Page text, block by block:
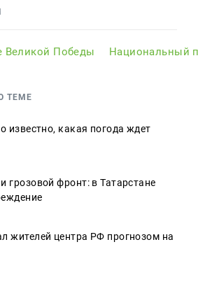
Великой Победы Национальный
ТЕМЕ
известно, какая погода ждет
грозовой фронт: в Татарстане
жителей центра РФ прогнозом на